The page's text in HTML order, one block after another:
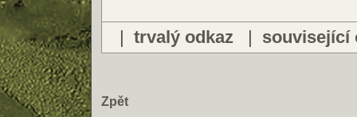
| trvalý odkaz | související
Zpět